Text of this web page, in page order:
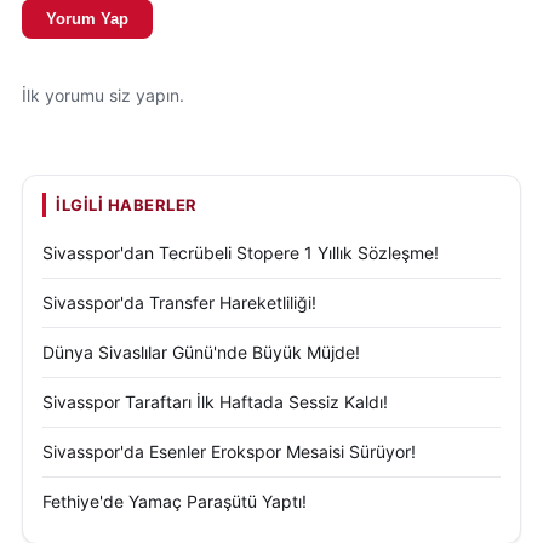
seçeneğinin gündemden çıktığını söyledi.
Teknik direktör İsmet Taşdemir’in kulüpten ayrılığıyla
kulüp açısından yüksek kaldığını ifade etti.
yaptığını ve elinde transfer listesi bulunduğunu
belirten Yavuz, mevcut ekonomik belirsizlik
nedeniyle bu yükün altına girmenin Sivasspor
açısından zor olduğunu dile getirdi.
Kulüp yönetiminin önünü göremediği bir dönemde
alınan kararın Sivasspor’un menfaatleri
doğrultusunda değerlendirildiğini söyleyen Yavuz,
önceliğin kulübün mevcut yapısını korumak
Yorum Yap
İlk yorumu siz yapın.
İLGILI HABERLER
Sivasspor'dan Tecrübeli Stopere 1 Yıllık Sözleşme!
Sivasspor'da Transfer Hareketliliği!
Dünya Sivaslılar Günü'nde Büyük Müjde!
Sivasspor Taraftarı İlk Haftada Sessiz Kaldı!
Sivasspor'da Esenler Erokspor Mesaisi Sürüyor!
Fethiye'de Yamaç Paraşütü Yaptı!